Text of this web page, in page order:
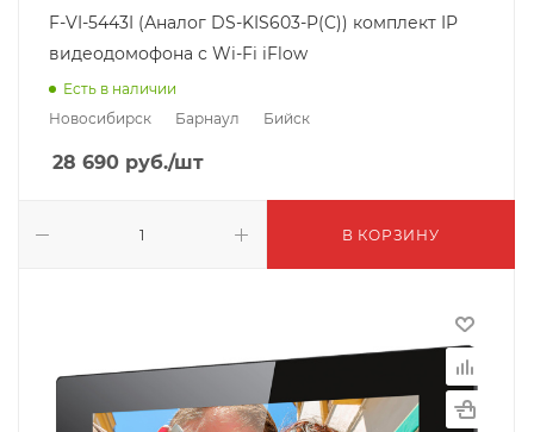
F-VI-5443I (Аналог DS-KIS603-P(C)) комплект IP
видеодомофона с Wi-Fi iFlow
Есть в наличии
Новосибирск
Барнаул Бийск
28 690 руб./шт
В КОРЗИНУ